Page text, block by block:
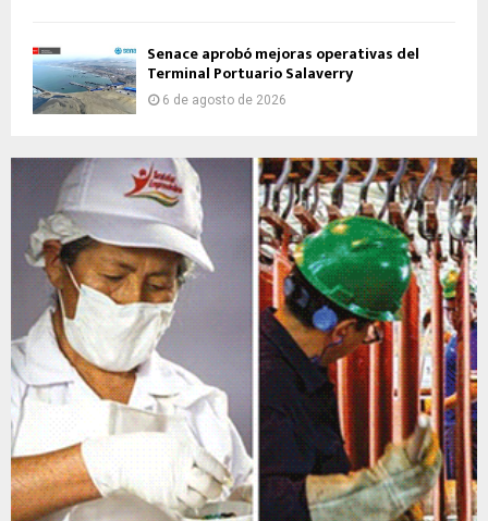
Senace aprobó mejoras operativas del
Terminal Portuario Salaverry
6 de agosto de 2026